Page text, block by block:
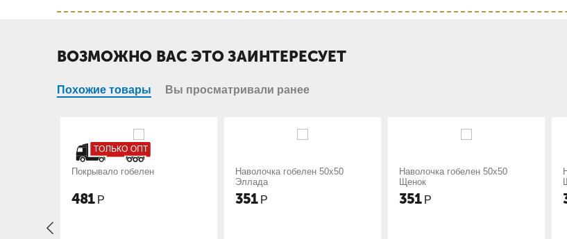
ВОЗМОЖНО ВАС ЭТО ЗАИНТЕРЕСУЕТ
Похожие товары Вы просматривали ранее
Наволочка гобелен 50х50
Наволочка гобелен 50х50
Наволочка гобелен 50х50